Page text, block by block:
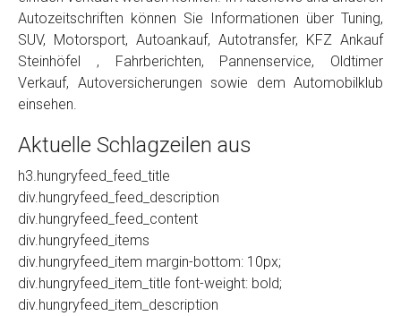
Autozeitschriften können Sie Informationen über Tuning,
SUV, Motorsport, Autoankauf, Autotransfer, KFZ Ankauf
Steinhöfel , Fahrberichten, Pannenservice, Oldtimer
Verkauf, Autoversicherungen sowie dem Automobilklub
einsehen.
Aktuelle Schlagzeilen aus
h3.hungryfeed_feed_title
div.hungryfeed_feed_description
div.hungryfeed_feed_content
div.hungryfeed_items
div.hungryfeed_item margin-bottom: 10px;
div.hungryfeed_item_title font-weight: bold;
div.hungryfeed_item_description